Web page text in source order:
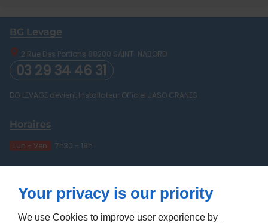
BG Levage
2 Rue Des Portions 88200 SAINT-NABORD
03 29 34 46 31
BG LEVAGE devient Installateur Officiel JASO CRANES
Horaires
Lun - Ven 7h30 - 18h
Qui sommes-nous
Mentions légales
Your privacy is our priority
We use Cookies to improve user experience by